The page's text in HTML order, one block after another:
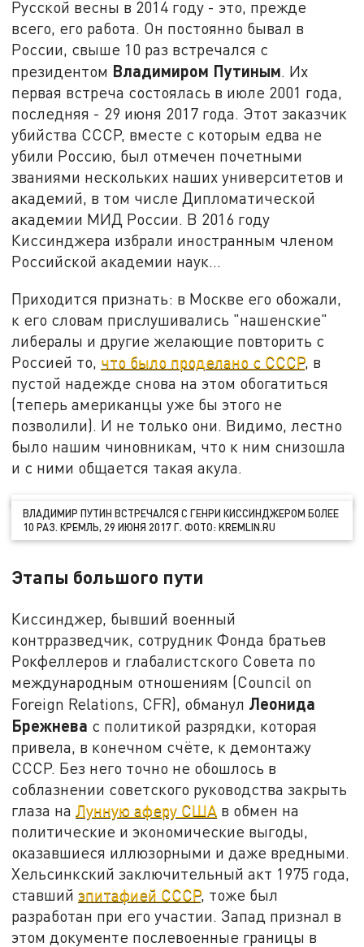
Русской весны в 2014 году - это, прежде
всего, его работа. Он постоянно бывал в
России, свыше 10 раз встречался с
президентом Владимиром Путиным. Их
первая встреча состоялась в июле 2001 года,
последняя - 29 июня 2017 года. Этот заказчик
убийства СССР, вместе с которым едва не
убили Россию, был отмечен почетными
званиями нескольких наших университетов и
академий, в том числе Дипломатической
академии МИД России. В 2016 году
Киссинджера избрали иностранным членом
Российской академии наук…
Приходится признать: в Москве его обожали,
к его словам прислушивались "нашенские"
либералы и другие желающие повторить с
Россией то, что было проделано с СССР, в
пустой надежде снова на этом обогатиться
(теперь американцы уже бы этого не
позволили). И не только они. Видимо, лестно
было нашим чиновникам, что к ним снизошла
и с ними общается такая акула.
ВЛАДИМИР ПУТИН ВСТРЕЧАЛСЯ С ГЕНРИ КИССИНДЖЕРОМ БОЛЕЕ
10 РАЗ. КРЕМЛЬ, 29 ИЮНЯ 2017 Г. ФОТО: KREMLIN.RU
Этапы большого пути
Киссинджер, бывший военный
контрразведчик, сотрудник Фонда братьев
Рокфеллеров и глабалистского Совета по
международным отношениям (Council on
Foreign Relations, CFR), обманул Леонида
Брежнева с политикой разрядки, которая
привела, в конечном счёте, к демонтажу
СССР. Без него точно не обошлось в
соблазнении советского руководства закрыть
глаза наЛунную аферу США в обмен на
политические и экономические выгоды,
оказавшиеся иллюзорными и даже вредными.
Хельсинкский заключительный акт 1975 года,
ставшийэпитафией СССР, тоже был
разработан при его участии. Запад признал в
этом документе послевоенные границы в